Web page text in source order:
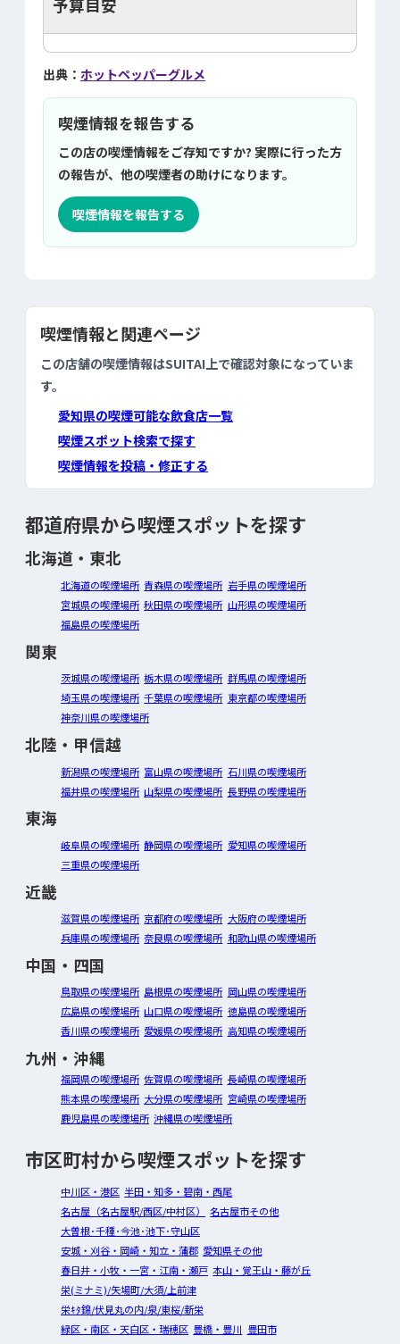
予算目安
出典： ホットペッパーグルメ
喫煙情報を報告する
この店の喫煙情報をご存知ですか? 実際に行った方
の報告が、他の喫煙者の助けになります。
喫煙情報を報告する
喫煙情報と関連ページ
この店舗の喫煙情報はSUITAI上で確認対象になっていま
す。
愛知県の喫煙可能な飲食店一覧
喫煙スポット検索で探す
喫煙情報を投稿・修正する
都道府県から喫煙スポットを探す
北海道・東北
北海道の喫煙場所 青森県の喫煙場所 岩手県の喫煙場所
宮城県の喫煙場所 秋田県の喫煙場所 山形県の喫煙場所
福島県の喫煙場所
関東
茨城県の喫煙場所 栃木県の喫煙場所 群馬県の喫煙場所
埼玉県の喫煙場所 千葉県の喫煙場所 東京都の喫煙場所
神奈川県の喫煙場所
北陸・甲信越
新潟県の喫煙場所 富山県の喫煙場所 石川県の喫煙場所
福井県の喫煙場所 山梨県の喫煙場所 長野県の喫煙場所
東海
岐阜県の喫煙場所 静岡県の喫煙場所 愛知県の喫煙場所
三重県の喫煙場所
近畿
滋賀県の喫煙場所 京都府の喫煙場所 大阪府の喫煙場所
兵庫県の喫煙場所 奈良県の喫煙場所 和歌山県の喫煙場所
中国・四国
鳥取県の喫煙場所 島根県の喫煙場所 岡山県の喫煙場所
広島県の喫煙場所 山口県の喫煙場所 徳島県の喫煙場所
香川県の喫煙場所 愛媛県の喫煙場所 高知県の喫煙場所
九州・沖縄
福岡県の喫煙場所 佐賀県の喫煙場所 長崎県の喫煙場所
熊本県の喫煙場所 大分県の喫煙場所 宮崎県の喫煙場所
鹿児島県の喫煙場所 沖縄県の喫煙場所
市区町村から喫煙スポットを探す
中川区・港区 半田・知多・碧南・西尾
名古屋（名古屋駅/西区/中村区）
名古屋市その他
大曽根･千種･今池･池下･守山区
安城・刈谷・岡崎・知立・蒲郡 愛知県その他
春日井・小牧・一宮・江南・瀬戸 本山・覚王山・藤が丘
栄(ミナミ)/矢場町/大須/上前津
栄ｷﾀ錦/伏見丸の内/泉/東桜/新栄
緑区・南区・天白区・瑞穂区 豊橋・豊川 豊田市